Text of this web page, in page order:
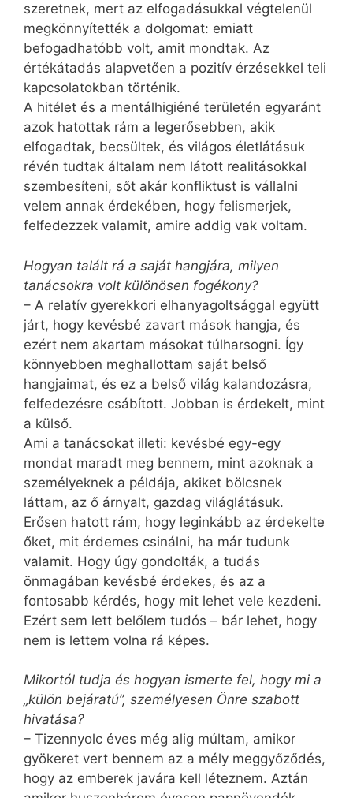
szeretnek, mert az elfogadásukkal végtelenül
megkönnyítették a dolgomat: emiatt
befogadhatóbb volt, amit mondtak. Az
értékátadás alapvetően a pozitív érzésekkel teli
kapcsolatokban történik.
A hitélet és a mentálhigiéné területén egyaránt
azok hatottak rám a legerősebben, akik
elfogadtak, becsültek, és világos életlátásuk
révén tudtak általam nem látott realitásokkal
szembesíteni, sőt akár konfliktust is vállalni
velem annak érdekében, hogy felismerjek,
felfedezzek valamit, amire addig vak voltam.
Hogyan talált rá a saját hangjára, milyen
tanácsokra volt különösen fogékony?
– A relatív gyerekkori elhanyagoltsággal együtt
járt, hogy kevésbé zavart mások hangja, és
ezért nem akartam másokat túlharsogni. Így
könnyebben meghallottam saját belső
hangjaimat, és ez a belső világ kalandozásra,
felfedezésre csábított. Jobban is érdekelt, mint
a külső.
Ami a tanácsokat illeti: kevésbé egy-egy
mondat maradt meg bennem, mint azoknak a
személyeknek a példája, akiket bölcsnek
láttam, az ő árnyalt, gazdag világlátásuk.
Erősen hatott rám, hogy leginkább az érdekelte
őket, mit érdemes csinálni, ha már tudunk
valamit. Hogy úgy gondolták, a tudás
önmagában kevésbé érdekes, és az a
fontosabb kérdés, hogy mit lehet vele kezdeni.
Ezért sem lett belőlem tudós – bár lehet, hogy
nem is lettem volna rá képes.
Mikortól tudja és hogyan ismerte fel, hogy mi a
„külön bejáratú”, személyesen Önre szabott
hivatása?
– Tizennyolc éves még alig múltam, amikor
gyökeret vert bennem az a mély meggyőződés,
hogy az emberek javára kell léteznem. Aztán